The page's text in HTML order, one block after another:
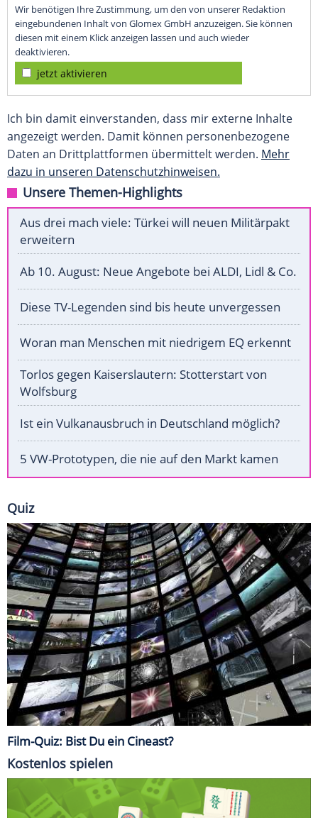
Wir benötigen Ihre Zustimmung, um den von unserer Redaktion
eingebundenen Inhalt von Glomex GmbH anzuzeigen. Sie können
diesen mit einem Klick anzeigen lassen und auch wieder
deaktivieren.
jetzt aktivieren
Ich bin damit einverstanden, dass mir externe Inhalte
angezeigt werden. Damit können personenbezogene
Daten an Drittplattformen übermittelt werden. Mehr
dazu in unseren Datenschutzhinweisen.
Unsere Themen-Highlights
Aus drei mach viele: Türkei will neuen Militärpakt
erweitern
Ab 10. August: Neue Angebote bei ALDI, Lidl & Co.
Diese TV-Legenden sind bis heute unvergessen
Woran man Menschen mit niedrigem EQ erkennt
Torlos gegen Kaiserslautern: Stotterstart von
Wolfsburg
Ist ein Vulkanausbruch in Deutschland möglich?
5 VW-Prototypen, die nie auf den Markt kamen
Quiz
Film-Quiz: Bist Du ein Cineast?
Kostenlos spielen